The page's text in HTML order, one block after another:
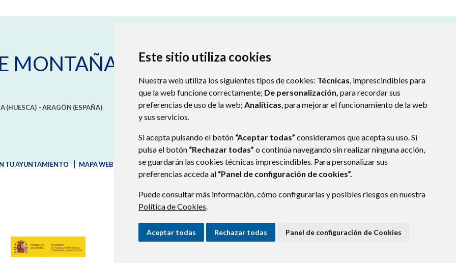
Este sitio utiliza cookies
Nuestra web utiliza los siguientes tipos de cookies: Técnicas, imprescindibles para
que la web funcione correctamente; De personalización, para recordar sus
preferencias de uso de la web; Analíticas, para mejorar el funcionamiento de la web
y sus servicios.
Si acepta pulsando el botón “Aceptar todas” consideramos que acepta su uso. Si
pulsa el botón “Rechazar todas” o continúa navegando sin realizar ninguna acción,
se guardarán las cookies técnicas imprescindibles. Para personalizar sus
preferencias acceda al “Panel de configuración de cookies”.
Puede consultar más información, cómo configurarlas y posibles riesgos en nuestra
Política de Cookies.
Aceptar todas Rechazar todas Panel de configuración de Cookies
MONTAÑANA
(HUESCA) - ARAGÓN (ESPAÑA)
TU AYUNTAMIENTO MAPA WEB AVISO LEGAL PROTECCIÓN DE DATOS ACCESIBILIDAD POLÍTICA DE COOKIES